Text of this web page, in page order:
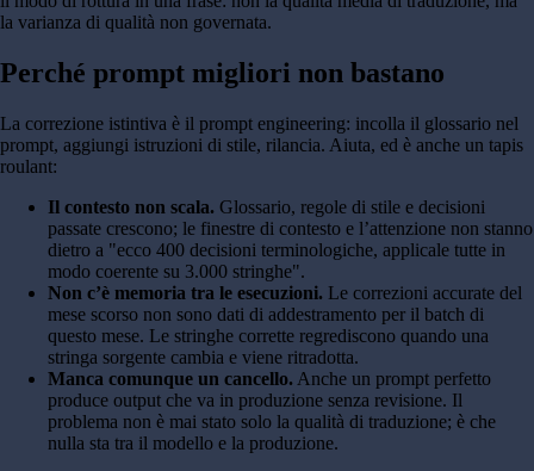
la varianza di qualità non governata.
Perché prompt migliori non bastano
La correzione istintiva è il prompt engineering: incolla il glossario nel
prompt, aggiungi istruzioni di stile, rilancia. Aiuta, ed è anche un tapis
roulant:
Il contesto non scala. Glossario, regole di stile e decisioni
passate crescono; le finestre di contesto e l’attenzione non stanno
dietro a "ecco 400 decisioni terminologiche, applicale tutte in
modo coerente su 3.000 stringhe".
Non c’è memoria tra le esecuzioni. Le correzioni accurate del
mese scorso non sono dati di addestramento per il batch di
questo mese. Le stringhe corrette regrediscono quando una
stringa sorgente cambia e viene ritradotta.
Manca comunque un cancello. Anche un prompt perfetto
produce output che va in produzione senza revisione. Il
problema non è mai stato solo la qualità di traduzione; è che
nulla sta tra il modello e la produzione.